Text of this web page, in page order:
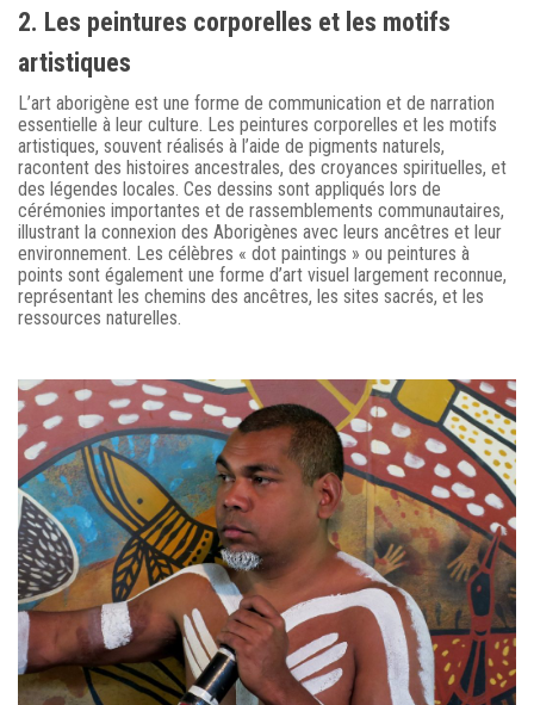
2. Les peintures corporelles et les motifs
artistiques
L’art aborigène est une forme de communication et de narration
essentielle à leur culture. Les peintures corporelles et les motifs
artistiques, souvent réalisés à l’aide de pigments naturels,
racontent des histoires ancestrales, des croyances spirituelles, et
des légendes locales. Ces dessins sont appliqués lors de
cérémonies importantes et de rassemblements communautaires,
illustrant la connexion des Aborigènes avec leurs ancêtres et leur
environnement. Les célèbres « dot paintings » ou peintures à
points sont également une forme d’art visuel largement reconnue,
représentant les chemins des ancêtres, les sites sacrés, et les
ressources naturelles.